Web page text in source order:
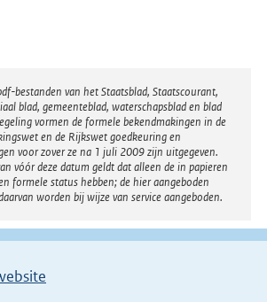
bestanden van het Staatsblad, Staatscourant,
blad, gemeenteblad, waterschapsblad en blad
vormen de formele bekendmakingen in de
en de Rijkswet goedkeuring en
voor zover ze na 1 juli 2009 zijn uitgegeven.
vóór deze datum geldt dat alleen de in papieren
formele status hebben; de hier aangeboden
worden bij wijze van service aangeboden.